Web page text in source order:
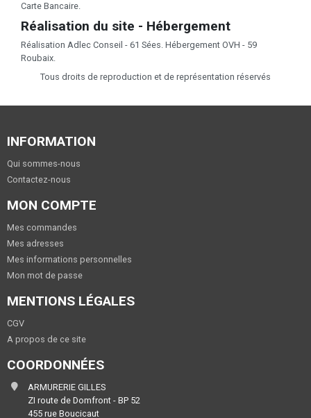
Carte Bancaire.
Réalisation du site - Hébergement
Réalisation Adlec Conseil - 61 Sées. Hébergement OVH - 59
Roubaix.
Tous droits de reproduction et de représentation réservés
INFORMATION
Qui sommes-nous
Contactez-nous
MON COMPTE
Mes commandes
Mes adresses
Mes informations personnelles
Mon mot de passe
MENTIONS LÉGALES
CGV
A propos de ce site
COORDONNÉES
ARMURERIE GILLES
ZI route de Domfront - BP 52
455 rue Boucicaut